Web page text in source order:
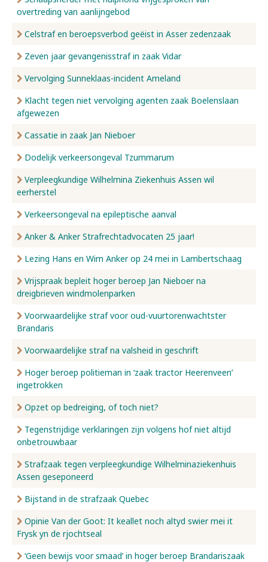
overtreding van aanlijngebod
Celstraf en beroepsverbod geëist in Asser zedenzaak
Zeven jaar gevangenisstraf in zaak Vidar
Vervolging Sunneklaas-incident Ameland
Klacht tegen niet vervolging agenten zaak Boelenslaan
afgewezen
Cassatie in zaak Jan Nieboer
Dodelijk verkeersongeval Tzummarum
Verpleegkundige Wilhelmina Ziekenhuis Assen wil
eerherstel
Verkeersongeval na epileptische aanval
Anker & Anker Strafrechtadvocaten 25 jaar!
Lezing Hans en Wim Anker op 24 mei in Lambertschaag
Vrijspraak bepleit hoger beroep Jan Nieboer na
dreigbrieven windmolenparken
Voorwaardelijke straf voor oud-vuurtorenwachtster
Brandaris
Voorwaardelijke straf na valsheid in geschrift
Hoger beroep politieman in ‘zaak tractor Heerenveen’
ingetrokken
Opzet op bedreiging, of toch niet?
Tegenstrijdige verklaringen zijn volgens hof niet altijd
onbetrouwbaar
Strafzaak tegen verpleegkundige Wilhelminaziekenhuis
Assen geseponeerd
Bijstand in de strafzaak Quebec
Opinie Van der Goot: It keallet noch altyd swier mei it
Frysk yn de rjochtseal
‘Geen bewijs voor smaad’ in hoger beroep Brandariszaak